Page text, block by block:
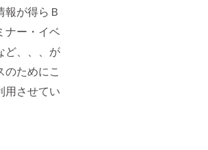
報が得らＢ
ナー・イベ
ど、、、が
のためにこ
用させてい